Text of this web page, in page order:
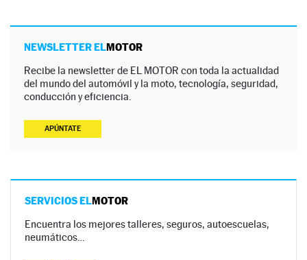
NEWSLETTER ELMOTOR
Recibe la newsletter de EL MOTOR con toda la actualidad
del mundo del automóvil y la moto, tecnología, seguridad,
conducción y eficiencia.
APÚNTATE
SERVICIOS ELMOTOR
Encuentra los mejores talleres, seguros, autoescuelas,
neumáticos…